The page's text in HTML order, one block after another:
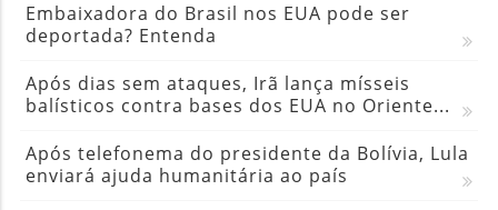
Embaixadora do Brasil nos EUA pode ser
deportada? Entenda
Após dias sem ataques, Irã lança mísseis
balísticos contra bases dos EUA no Oriente...
Após telefonema do presidente da Bolívia, Lula
enviará ajuda humanitária ao país